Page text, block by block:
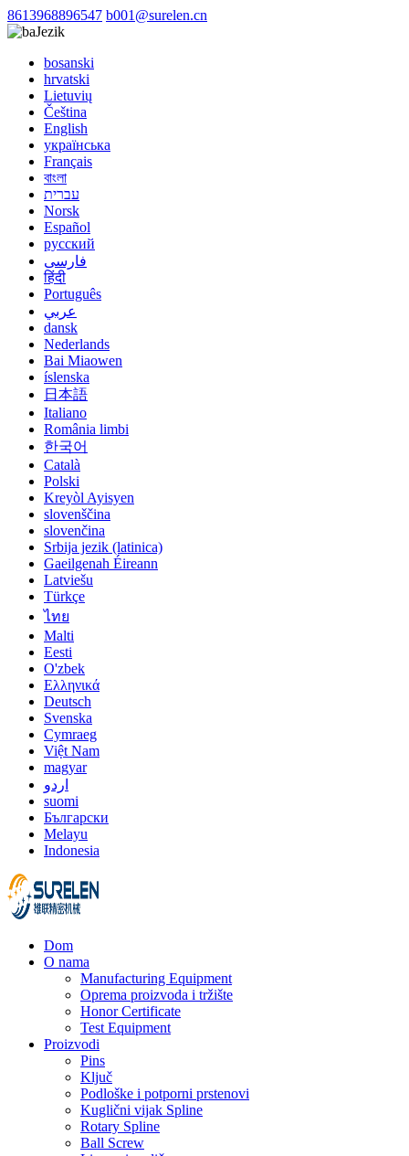
8613968896547 b001@surelen.cn
Jezik
bosanski
hrvatski
Lietuvių
Čeština
English
українська
Français
বাংলা
עברית
Norsk
Español
русский
فارسی
हिंदी
Português
عربي
dansk
Nederlands
Bai Miaowen
íslenska
日本語
Italiano
România limbi
한국어
Català
Polski
Kreyòl Ayisyen
slovenščina
slovenčina
Srbija jezik (latinica)
Gaeilgenah Éireann
Latviešu
Türkçe
ไทย
Malti
Eesti
O'zbek
Ελληνικά
Deutsch
Svenska
Cymraeg
Việt Nam
magyar
اردو
suomi
Български
Melayu
Indonesia
Dom
O nama
Manufacturing Equipment
Oprema proizvoda i tržište
Honor Certificate
Test Equipment
Proizvodi
Pins
Ključ
Podloške i potporni prstenovi
Kuglični vijak Spline
Rotary Spline
Ball Screw